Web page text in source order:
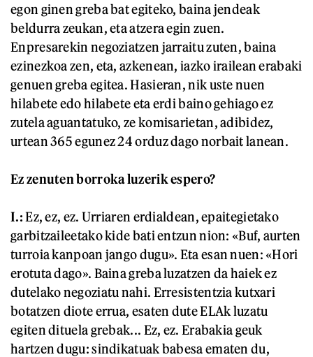
egon ginen greba bat egiteko, baina jendeak
beldurra zeukan, eta atzera egin zuen.
Enpresarekin negoziatzen jarraitu zuten, baina
ezinezkoa zen, eta, azkenean, iazko irailean erabaki
genuen greba egitea. Hasieran, nik uste nuen
hilabete edo hilabete eta erdi baino gehiago ez
zutela aguantatuko, ze komisarietan, adibidez,
urtean 365 egunez 24 orduz dago norbait lanean.
Ez zenuten borroka luzerik espero?
I.:Ez, ez, ez. Urriaren erdialdean, epaitegietako
garbitzaileetako kide bati entzun nion: «Buf, aurten
turroia kanpoan jango dugu». Eta esan nuen: «Hori
erotuta dago». Baina greba luzatzen da haiek ez
dutelako negoziatu nahi. Erresistentzia kutxari
botatzen diote errua, esaten dute ELAk luzatu
egiten dituela grebak... Ez, ez. Erabakia geuk
hartzen dugu: sindikatuak babesa ematen du,